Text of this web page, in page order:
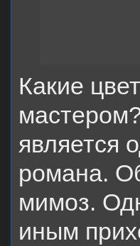
Какие
является
романа.
мимоз.
иным